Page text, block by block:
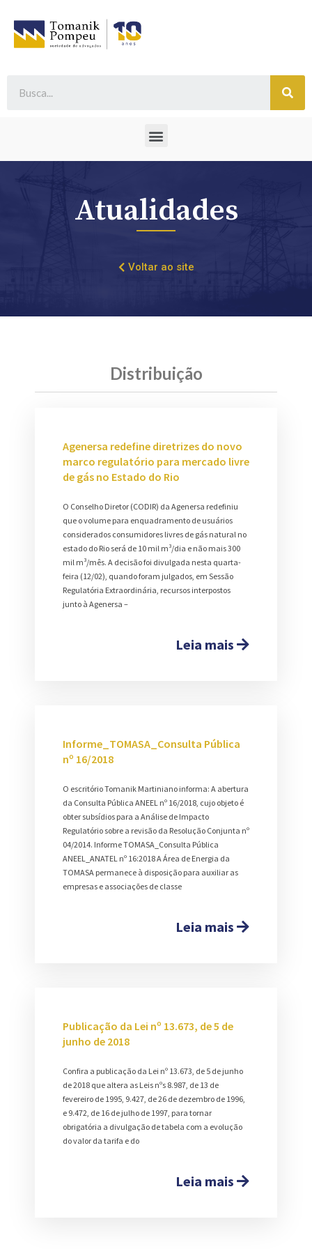
Atualidades
Voltar ao site
Distribuição
Agenersa redefine diretrizes do novo
marco regulatório para mercado livre
de gás no Estado do Rio
O Conselho Diretor (CODIR) da Agenersa redefiniu
que o volume para enquadramento de usuários
considerados consumidores livres de gás natural no
estado do Rio será de 10 mil m³/dia e não mais 300
mil m³/mês. A decisão foi divulgada nesta quarta-
feira (12/02), quando foram julgados, em Sessão
Regulatória Extraordinária, recursos interpostos
junto à Agenersa –
Leia mais
Informe_TOMASA_Consulta Pública
nº 16/2018
O escritório Tomanik Martiniano informa: A abertura
da Consulta Pública ANEEL nº 16/2018, cujo objeto é
obter subsídios para a Análise de Impacto
Regulatório sobre a revisão da Resolução Conjunta nº
04/2014. Informe TOMASA_Consulta Pública
ANEEL_ANATEL nº 16:2018 A Área de Energia da
TOMASA permanece à disposição para auxiliar as
empresas e associações de classe
Leia mais
Publicação da Lei nº 13.673, de 5 de
junho de 2018
Confira a publicação da Lei nº 13.673, de 5 de junho
de 2018 que altera as Leis nºs 8.987, de 13 de
fevereiro de 1995, 9.427, de 26 de dezembro de 1996,
e 9.472, de 16 de julho de 1997, para tornar
obrigatória a divulgação de tabela com a evolução
do valor da tarifa e do
Leia mais